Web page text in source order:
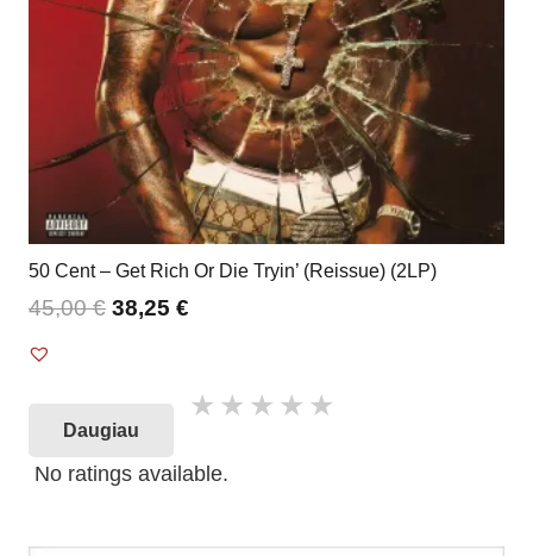
50 Cent – Get Rich Or Die Tryin’ (Reissue) (2LP)
45,00€ 38,25 €
Daugiau
No ratings available.